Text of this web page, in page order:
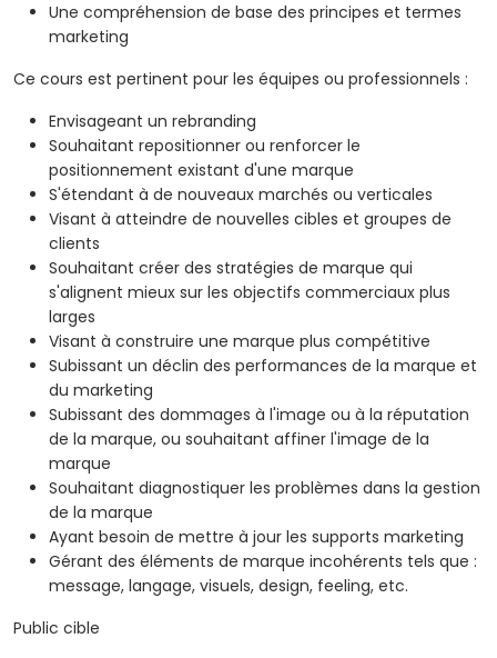
Une compréhension de base des principes et termes
marketing
Ce cours est pertinent pour les équipes ou professionnels :
Envisageant un rebranding
Souhaitant repositionner ou renforcer le
positionnement existant d'une marque
S'étendant à de nouveaux marchés ou verticales
Visant à atteindre de nouvelles cibles et groupes de
clients
Souhaitant créer des stratégies de marque qui
s'alignent mieux sur les objectifs commerciaux plus
larges
Visant à construire une marque plus compétitive
Subissant un déclin des performances de la marque et
du marketing
Subissant des dommages à l'image ou à la réputation
de la marque, ou souhaitant affiner l'image de la
marque
Souhaitant diagnostiquer les problèmes dans la gestion
de la marque
Ayant besoin de mettre à jour les supports marketing
Gérant des éléments de marque incohérents tels que :
message, langage, visuels, design, feeling, etc.
Public cible